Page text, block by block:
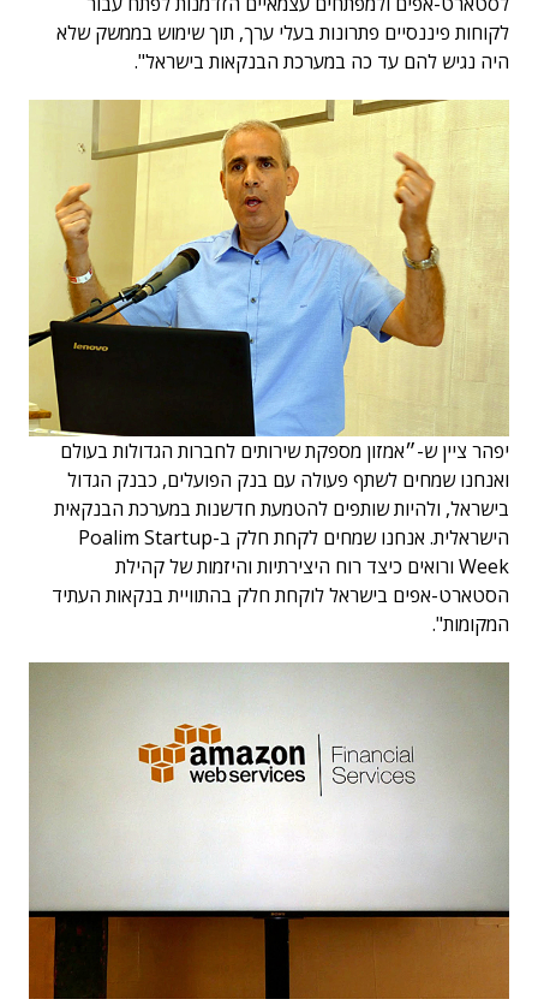
לקוחות פיננסיים פתרונות בעלי ערך, תוך שימוש בממשק שלא
היה נגיש להם עד כה במערכת הבנקאות בישראל".
יפהר ציין ש-״אמזון מספקת שירותים לחברות הגדולות בעולם
ואנחנו שמחים לשתף פעולה עם בנק הפועלים, כבנק הגדול
בישראל, ולהיות שותפים להטמעת חדשנות במערכת הבנקאית
הישראלית. אנחנו שמחים לקחת חלק ב-Poalim Startup
Week ורואים כיצד רוח היצירתיות והיזמות של קהילת
הסטארט-אפים בישראל לוקחת חלק בהתוויית בנקאות העתיד
המקומות".